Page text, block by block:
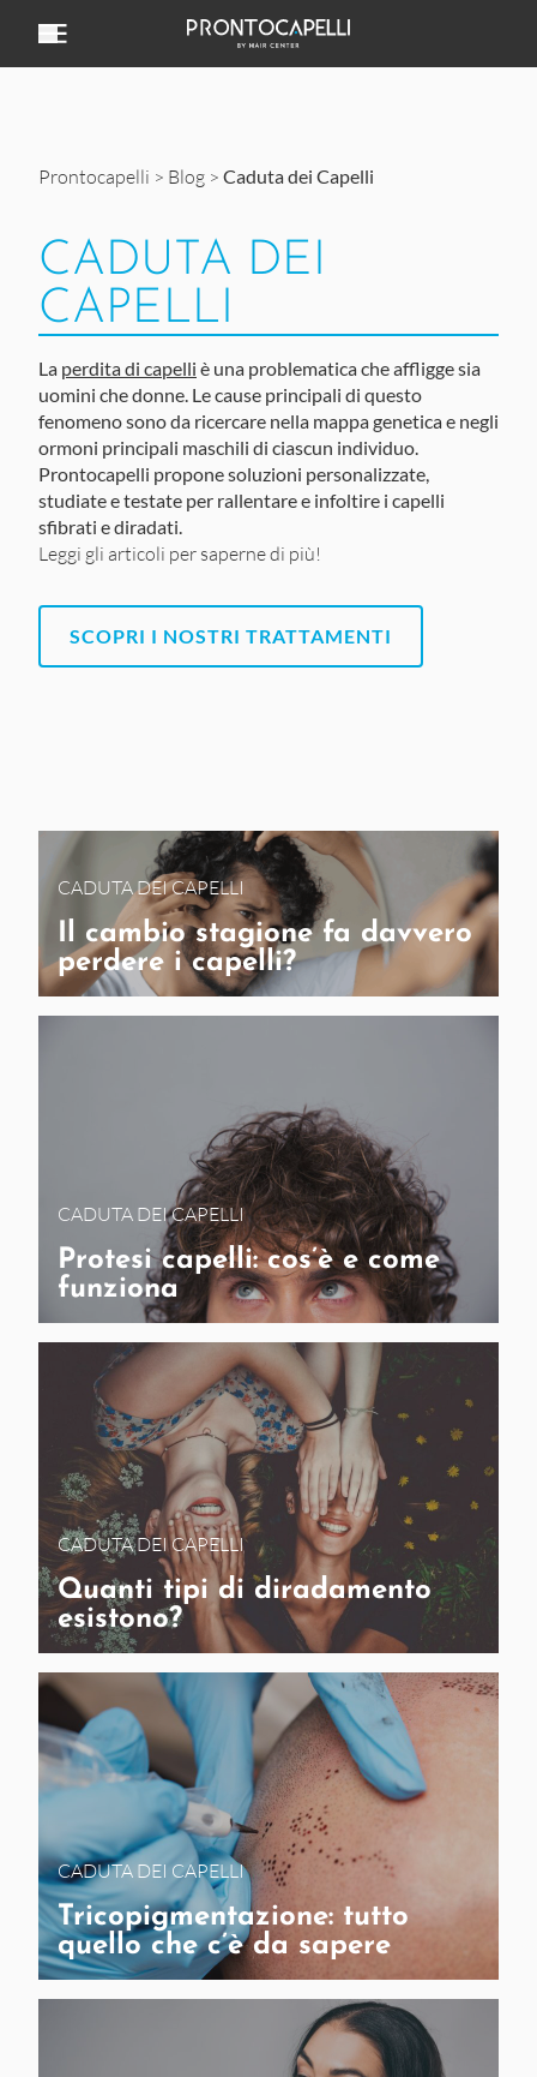
Prontocapelli > Blog > Caduta dei Capelli
CADUTA DEI
CAPELLI
La perdita di capelli è una problematica che affligge sia
uomini che donne. Le cause principali di questo
fenomeno sono da ricercare nella mappa genetica e negli
ormoni principali maschili di ciascun individuo.
Prontocapelli propone soluzioni personalizzate,
studiate e testate per rallentare e infoltire i capelli
sfibrati e diradati.
Leggi gli articoli per saperne di più!
SCOPRI I NOSTRI TRATTAMENTI
CADUTA DEI CAPELLI
Il cambio stagione fa davvero
perdere i capelli?
CADUTA DEI CAPELLI
Protesi capelli: cos’è e come
funziona
CADUTA DEI CAPELLI
Quanti tipi di diradamento
esistono?
CADUTA DEI CAPELLI
Tricopigmentazione: tutto
quello che c’è da sapere